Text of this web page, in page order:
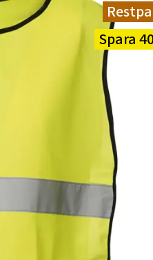
Spara